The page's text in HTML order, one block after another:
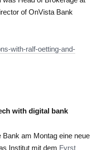
of OnVista Bank
with-ralf-oetting-and-
with digital bank
am Montag eine neue
Institut mit dem Fyrst